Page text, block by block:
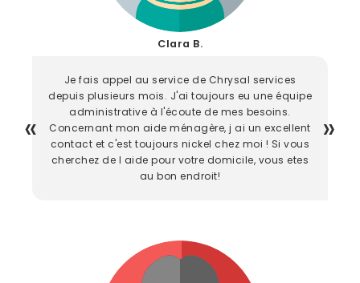
Clara B.
Je fais appel au service de Chrysal services
depuis plusieurs mois. J'ai toujours eu une équipe
administrative à l'écoute de mes besoins.
Concernant mon aide ménagère, j ai un excellent
contact et c'est toujours nickel chez moi ! Si vous
cherchez de l aide pour votre domicile, vous etes
au bon endroit!